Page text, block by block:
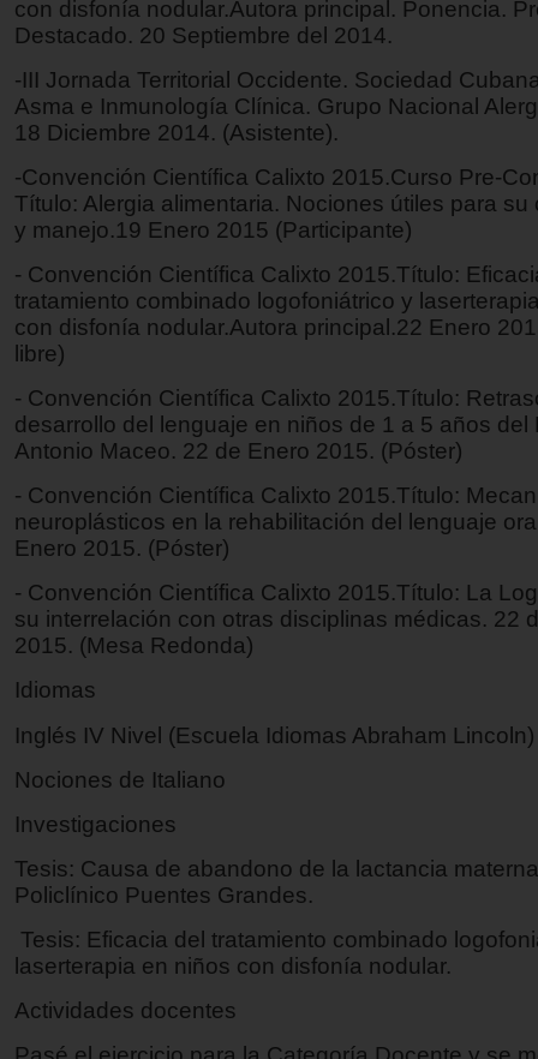
con disfonía nodular.Autora principal. Ponencia.
Destacado. 20 Septiembre del 2014.
-III Jornada Territorial Occidente. Sociedad
Asma e Inmunología Clínica. Grupo Nacional
18 Diciembre 2014. (Asistente).
-Convención Científica Calixto 2015.Curso Pre-
Título: Alergia alimentaria. Nociones útiles para su
y manejo.19 Enero 2015 (Participante)
- Convención Científica Calixto 2015.Título:
tratamiento combinado logofoniátrico y
con disfonía nodular.Autora principal.22 Enero
libre)
- Convención Científica Calixto 2015.Título:
desarrollo del lenguaje en niños de 1 a 5 años del
Antonio Maceo. 22 de Enero 2015. (Póster)
- Convención Científica Calixto 2015.Título:
neuroplásticos en la rehabilitación del lenguaje
Enero 2015. (Póster)
- Convención Científica Calixto 2015.Título: La
su interrelación con otras disciplinas médicas. 22
2015. (Mesa Redonda)
Idiomas
Inglés IV Nivel (Escuela Idiomas Abraham Lincoln)
Nociones de Italiano
Investigaciones
Tesis: Causa de abandono de la lactancia
Policlínico Puentes Grandes.
Tesis: Eficacia del tratamiento combinado
laserterapia en niños con disfonía nodular.
Actividades docentes